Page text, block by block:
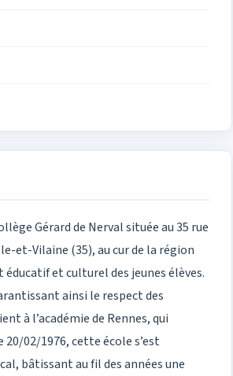
Gérard de Nerval située au 35 rue
et-Vilaine (35), au cur de la région
et culturel des jeunes élèves.
ainsi le respect des
à l’académie de Rennes, qui
02/1976, cette école s’est
bâtissant au fil des années une